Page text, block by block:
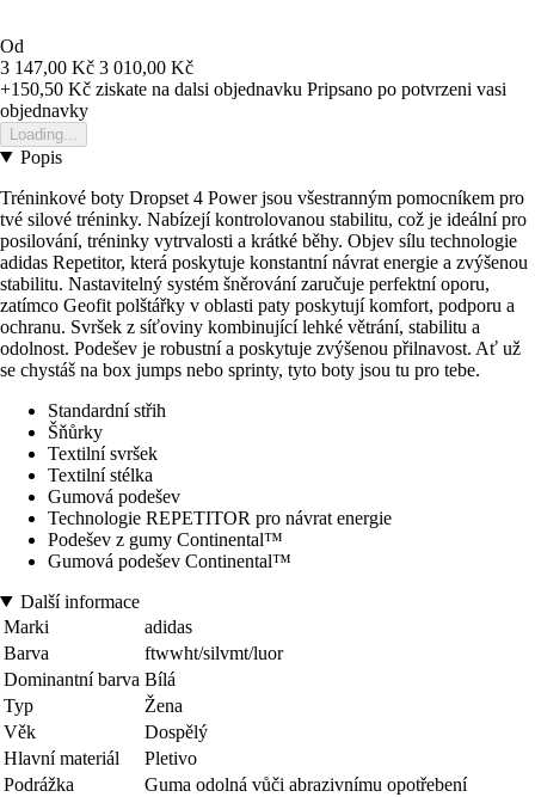
Od
3 147,00 Kč 3 010,00 Kč
+150,50 Kč ziskate na dalsi objednavku Pripsano po potvrzeni vasi
objednavky
Loading...
Popis
Tréninkové boty Dropset 4 Power jsou všestranným pomocníkem pro
tvé silové tréninky. Nabízejí kontrolovanou stabilitu, což je ideální pro
posilování, tréninky vytrvalosti a krátké běhy. Objev sílu technologie
adidas Repetitor, která poskytuje konstantní návrat energie a zvýšenou
stabilitu. Nastavitelný systém šněrování zaručuje perfektní oporu,
zatímco Geofit polštářky v oblasti paty poskytují komfort, podporu a
ochranu. Svršek z síťoviny kombinující lehké větrání, stabilitu a
odolnost. Podešev je robustní a poskytuje zvýšenou přilnavost. Ať už
se chystáš na box jumps nebo sprinty, tyto boty jsou tu pro tebe.
Standardní střih
Šňůrky
Textilní svršek
Textilní stélka
Gumová podešev
Technologie REPETITOR pro návrat energie
Podešev z gumy Continental™
Gumová podešev Continental™
Další informace
Marki
adidas
Barva
ftwwht/silvmt/luor
Dominantní barva Bílá
Typ
Žena
Věk
Dospělý
Hlavní materiál
Pletivo
Podrážka
Guma odolná vůči abrazivnímu opotřebení